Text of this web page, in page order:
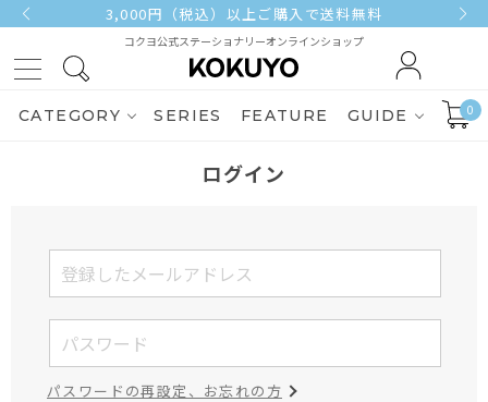
3,000円（税込）以上ご購入で送料無料
コクヨ公式ステーショナリーオンラインショップ
CATEGORY SERIES FEATURE GUIDE 0
ログイン
パスワードの再設定、お忘れの方